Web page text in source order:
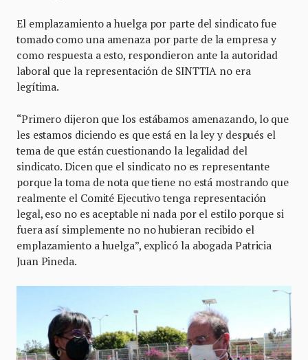
El emplazamiento a huelga por parte del sindicato fue
tomado como una amenaza por parte de la empresa y
como respuesta a esto, respondieron ante la autoridad
laboral que la representación de SINTTIA no era
legítima.
“Primero dijeron que los estábamos amenazando, lo que
les estamos diciendo es que está en la ley y después el
tema de que están cuestionando la legalidad del
sindicato. Dicen que el sindicato no es representante
porque la toma de nota que tiene no está mostrando que
realmente el Comité Ejecutivo tenga representación
legal, eso no es aceptable ni nada por el estilo porque si
fuera así simplemente no no hubieran recibido el
emplazamiento a huelga”, explicó la abogada Patricia
Juan Pineda.